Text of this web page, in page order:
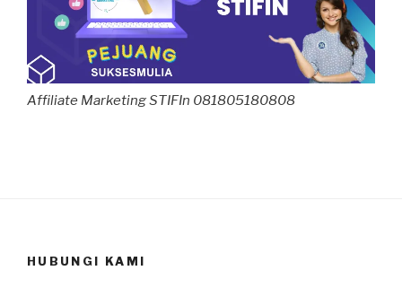
Affiliate Marketing STIFIn 081805180808
HUBUNGI KAMI